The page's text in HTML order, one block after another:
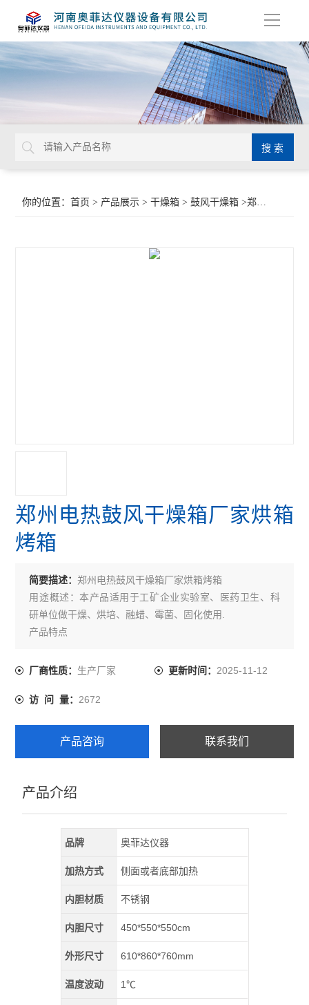
导
你的位置：首页 > 产品展示 >干燥箱 > 鼓风干燥箱 >郑州电热鼓风干燥箱厂家烘箱烤箱
郑州电热鼓风干燥箱厂家烘箱
烤箱
简要描述：郑州电热鼓风干燥箱厂家烘箱烤箱
用途概述：本产品适用于工矿企业实验室、医药卫生、科
研单位做干燥、烘培、融蜡、霉菌、固化使用.
产品特点
2.带有加热PID控制
4.超温报警
6.大门设有观察窗可随时观察工作室内物品的加热情况
厂商性质： 生产厂家 更新时间： 2025-11-12
访 问 量：2672
产品咨询 联系我们
产品介绍
品牌 奥菲达仪器
加热方式 侧面或者底部加热
内胆材质 不锈钢
内胆尺寸 450*550*550cm
外形尺寸 610*860*760mm
温度波动 1℃